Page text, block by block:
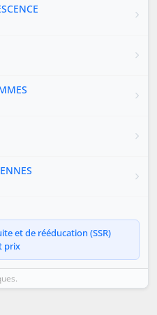
et de rééducation (SSR)
prix